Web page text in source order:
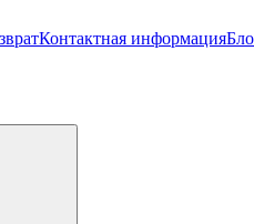
Контактная информация